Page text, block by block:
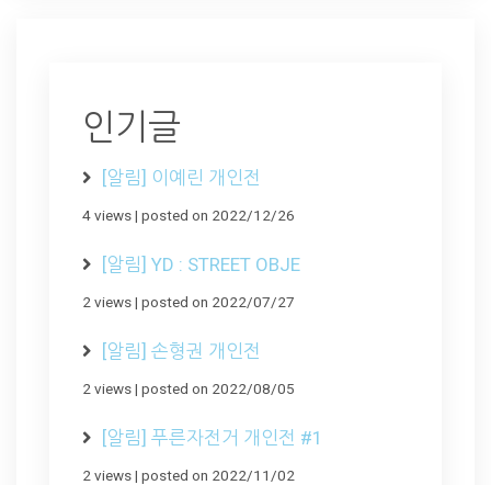
인기글
[알림] 이예린 개인전
4 views| posted on 2022/12/26
[알림] YD : STREET OBJE
2 views| posted on 2022/07/27
[알림] 손형권 개인전
2 views| posted on 2022/08/05
[알림] 푸른자전거 개인전 #1
2 views| posted on 2022/11/02